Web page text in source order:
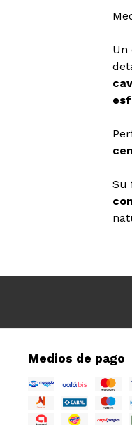
Un
Su
Medios de pago